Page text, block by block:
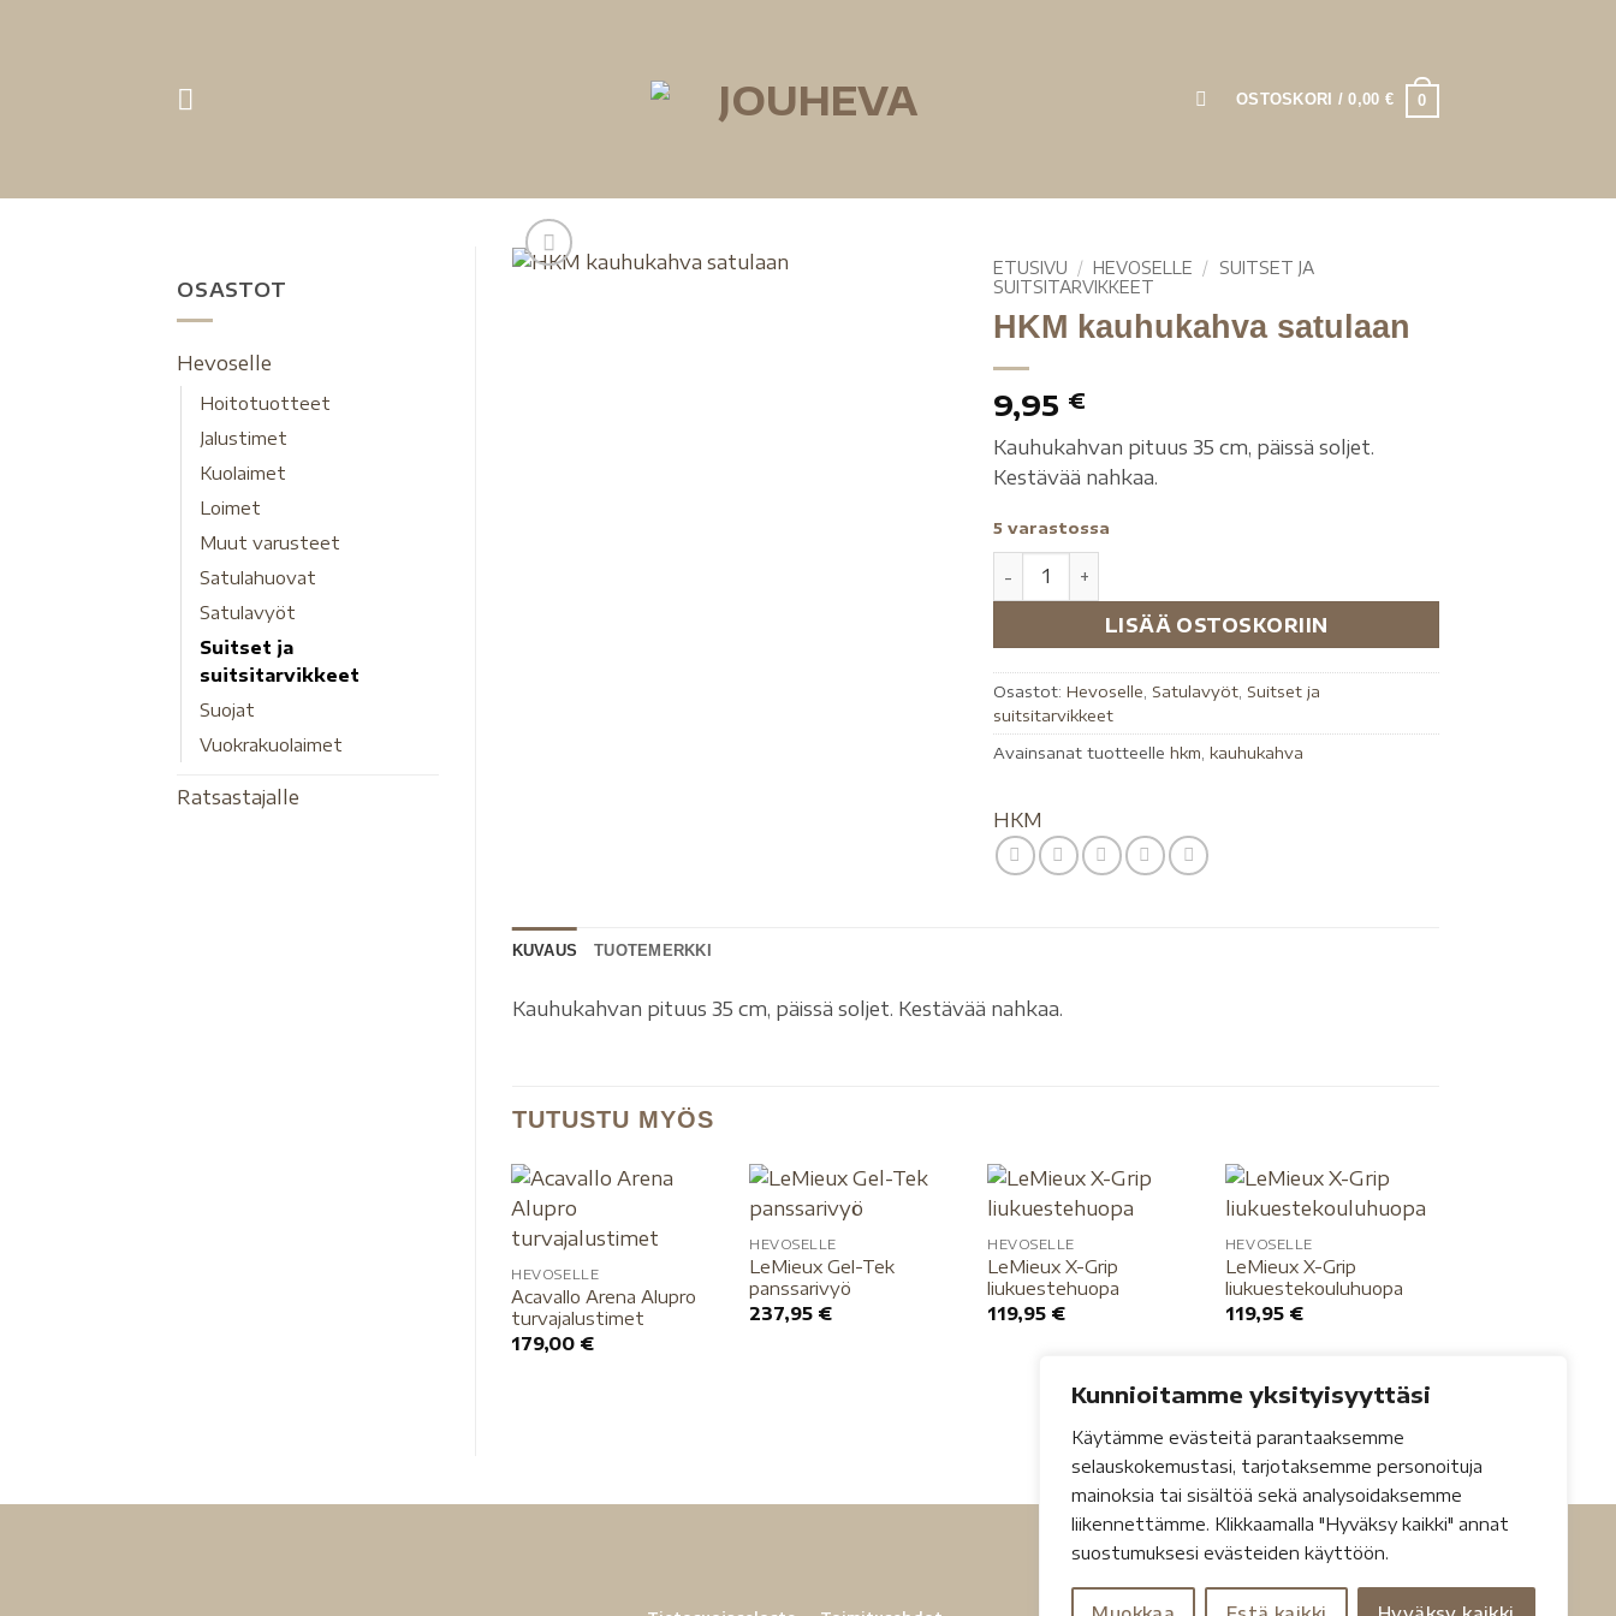
Kunnioitamme yksityisyyttäsi
Käytämme evästeitä parantaaksemme
selauskokemustasi, tarjotaksemme personoituja
mainoksia tai sisältöä sekä analysoidaksemme
liikennettämme. Klikkaamalla "Hyväksy kaikki" annat
suostumuksesi evästeiden käyttöön.
OSTOSKORI /0,00 € 0
OSASTOT
Hevoselle
Hoitotuotteet
Jalustimet
Kuolaimet
Loimet
Muut varusteet
Satulahuovat
Satulavyöt
Suitset ja
suitsitarvikkeet
Suojat
Vuokrakuolaimet
Ratsastajalle
ETUSIVU / HEVOSELLE / SUITSET JA
SUITSITARVIKKEET
HKM kauhukahva satulaan
9,95 €
Kauhukahvan pituus 35 cm, päissä soljet.
Kestävää nahkaa.
5 varastossa
LISÄÄ OSTOSKORIIN
Osastot:Hevoselle, Satulavyöt, Suitset ja
suitsitarvikkeet
Avainsanat tuotteellehkm,kauhukahva
HKM
KUVAUS TUOTEMERKKI
Kauhukahvan pituus 35 cm, päissä soljet. Kestävää nahkaa.
TUTUSTU MYÖS
HEVOSELLE
Acavallo Arena Alupro
turvajalustimet
179,00 €
HEVOSELLE
LeMieux Gel-Tek
panssarivyö
237,95 €
HEVOSELLE
LeMieux X-Grip
liukuestehuopa
119,95 €
HEVOSELLE
LeMieux X-Grip
liukuestekouluhuopa
119,95 €